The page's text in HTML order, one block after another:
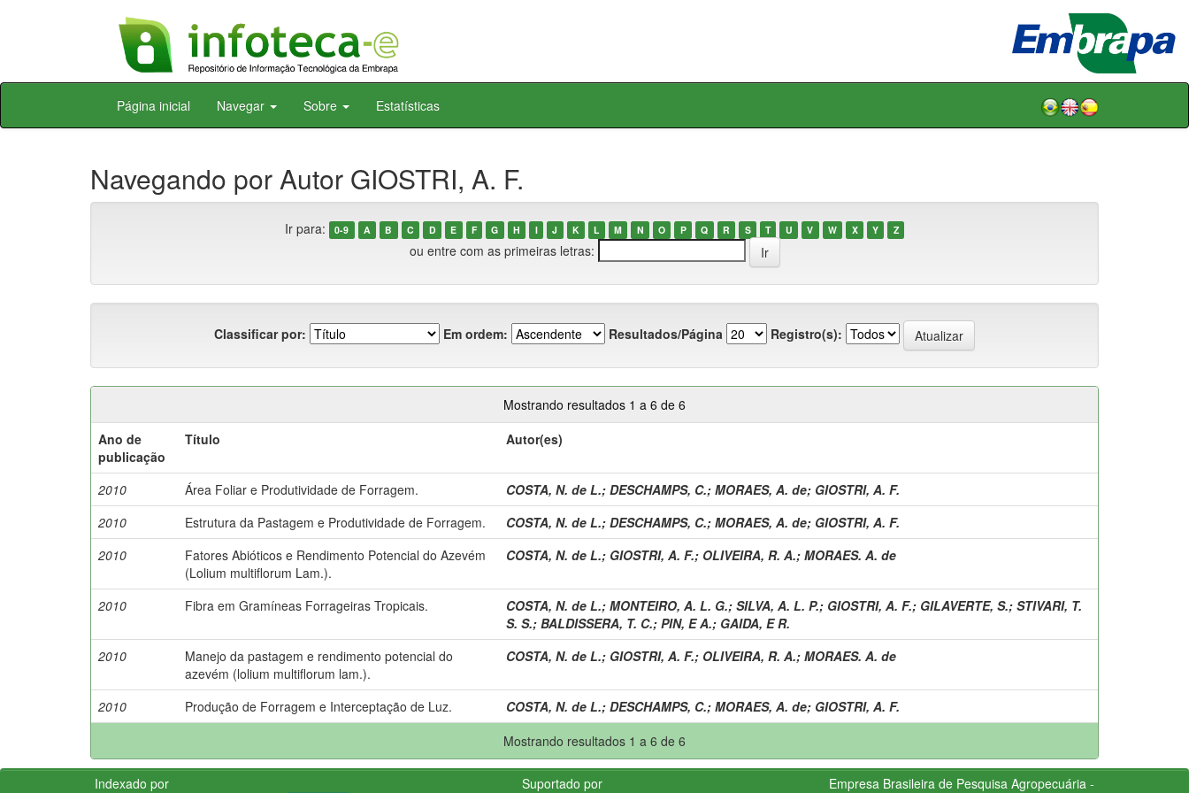
Skip
Página inicial Navegar Sobre Estatísticas
Navegando por Autor GIOSTRI, A. F.
Ir para: 0-9 A B C D E F G H I J K L M N O P Q R S T U V W X Y Z
ou entre com as primeiras letras:
Classificar por: Em ordem: Resultados/Página Registro(s):
Mostrando resultados 1 a 6 de 6
Ano de
publicação
Título Autor(es)
2010 Área Foliar e Produtividade de Forragem. COSTA, N. de L.; DESCHAMPS, C.; MORAES, A. de; GIOSTRI, A. F.
2010
Estrutura da Pastagem e Produtividade de Forragem. COSTA, N. de L.; DESCHAMPS, C.; MORAES, A. de; GIOSTRI, A. F.
2010
Fatores Abióticos e Rendimento Potencial do Azevém
(Lolium multiflorum Lam.).
COSTA, N. de L.; GIOSTRI, A. F.; OLIVEIRA, R. A.; MORAES. A. de
2010 Fibra em Gramíneas Forrageiras Tropicais. COSTA, N. de L.; MONTEIRO, A. L. G.; SILVA, A. L. P.; GIOSTRI, A. F.; GILAVERTE, S.; STIVARI, T.
S. S.; BALDISSERA, T. C.; PIN, E A.; GAIDA, E R.
2010
Manejo da pastagem e rendimento potencial do
azevém (lolium multiflorum lam.).
COSTA, N. de L.; GIOSTRI, A. F.; OLIVEIRA, R. A.; MORAES. A. de
2010 Produção de Forragem e Interceptação de Luz. COSTA, N. de L.; DESCHAMPS, C.; MORAES, A. de; GIOSTRI, A. F.
Mostrando resultados 1 a 6 de 6
Indexado por Suportado por
Empresa Brasileira de Pesquisa Agropecuária -